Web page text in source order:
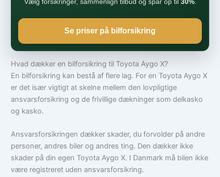
Vælg forsikringer, sammenlign tilbud og spar op til 30%.
Se priser på bilforsikring
Hvad dækker en bilforsikring til Toyota Aygo X?
En bilforsikring kan bestå af flere lag. For en Toyota Aygo X
er det især vigtigt at skelne mellem den lovpligtige
ansvarsforsikring og de frivillige dækninger som delkasko
og kasko.
Ansvarsforsikringen dækker skader, du forvolder på andre
personer, andres biler og andres ting. Den dækker ikke
skader på din egen Toyota Aygo X. I Danmark må bilen ikke
være registreret uden ansvarsforsikring.